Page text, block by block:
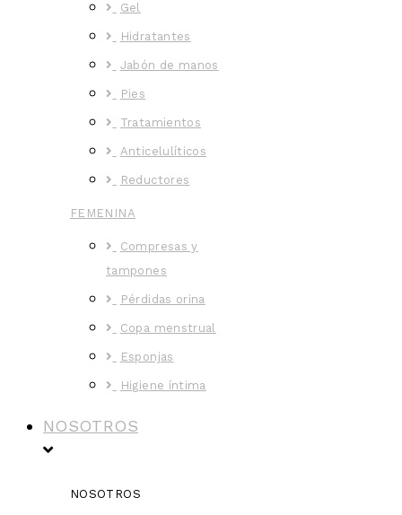
Gel
Hidratantes
Jabón de manos
Pies
Tratamientos
Anticelulíticos
Reductores
FEMENINA
Compresas y
tampones
Pérdidas orina
Copa menstrual
Esponjas
Higiene íntima
NOSOTROS
NOSOTROS